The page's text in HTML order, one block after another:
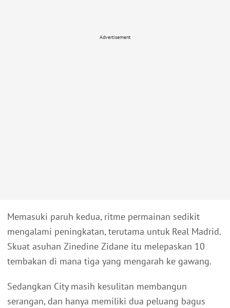
Advertisement
Memasuki paruh kedua, ritme permainan sedikit
mengalami peningkatan, terutama untuk Real Madrid.
Skuat asuhan Zinedine Zidane itu melepaskan 10
tembakan di mana tiga yang mengarah ke gawang.
Sedangkan City masih kesulitan membangun
serangan, dan hanya memiliki dua peluang bagus